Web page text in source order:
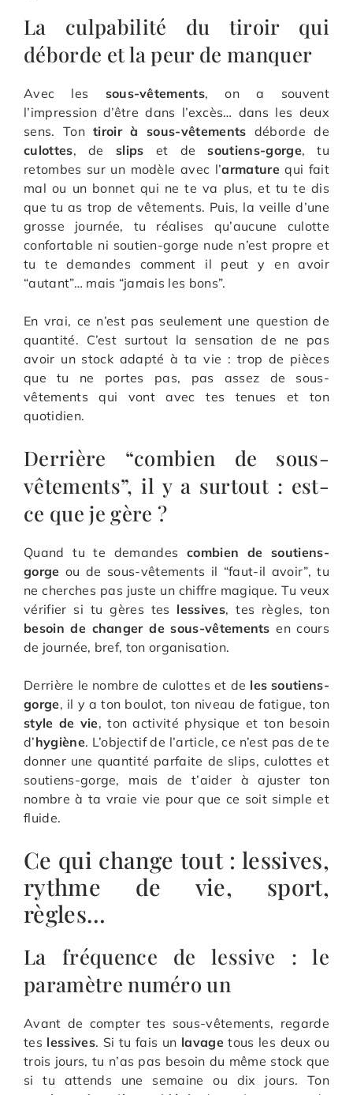
La culpabilité du tiroir qui
déborde et la peur de manquer
Avec les sous-vêtements, on a souvent
l’impression d’être dans l’excès… dans les deux
sens. Tontiroir à sous-vêtements déborde de
culottes, de slips et desoutiens-gorge, tu
retombes sur un modèle avec l’armaturequi fait
mal ou un bonnet qui ne te va plus, et tu te dis
que tu as trop de vêtements. Puis, la veille d’une
grosse journée, tu réalises qu’aucune culotte
confortable ni soutien-gorge nude n’est propre et
tu te demandes comment il peut y en avoir
“autant”… mais “jamais les bons”.
En vrai, ce n’est pas seulement une question de
quantité. C’est surtout la sensation de ne pas
avoir un stock adapté à ta vie : trop de pièces
que tu ne portes pas, pas assez de sous-
vêtements qui vont avec tes tenues et ton
quotidien.
Derrière “combien de sous-
vêtements”, il y a surtout : est-
ce que je gère ?
Quand tu te demandes combien de soutiens-
gorge ou de sous-vêtements il “faut-il avoir”, tu
ne cherches pas juste un chiffre magique. Tu veux
vérifier si tu gères tes lessives, tes règles, ton
besoin de changer de sous-vêtements en cours
de journée, bref, ton organisation.
Derrière le nombre de culottes et de les soutiens-
gorge, il y a ton boulot, ton niveau de fatigue, ton
style de vie, ton activité physique et ton besoin
d’hygiène. L’objectif de l’article, ce n’est pas de te
donner une quantité parfaite de slips, culottes et
soutiens-gorge, mais de t’aider à ajuster ton
nombre à ta vraie vie pour que ce soit simple et
fluide.
Ce qui change tout : lessives,
rythme de vie, sport,
règles…
La fréquence de lessive : le
paramètre numéro un
Avant de compter tes sous-vêtements, regarde
tes lessives. Si tu fais un lavagetous les deux ou
trois jours, tu n’as pas besoin du même stock que
si tu attends une semaine ou dix jours. Ton